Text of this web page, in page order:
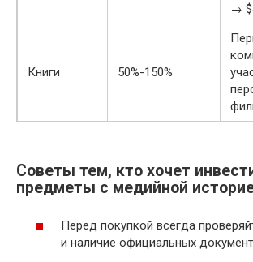
→
Книги 50%-150%
Советы тем, кто хочет
предметы с медийной
Перед покупкой всегда
и наличие официальных